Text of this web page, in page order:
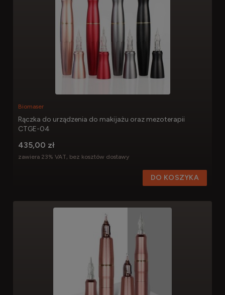
Rączka do urządzenia do makijażu oraz mezoterapii
CTGE-04
Biomaser
435,00 zł
zawiera 23% VAT, bez kosztów dostawy
DO KOSZYKA